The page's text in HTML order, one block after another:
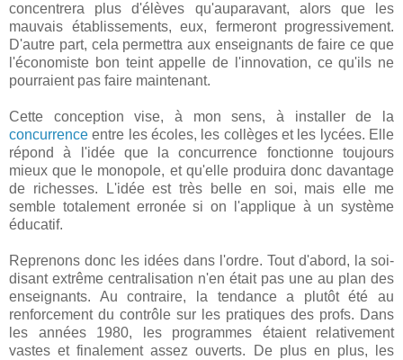
concentrera plus d'élèves qu'auparavant, alors que les
mauvais établissements, eux, fermeront progressivement.
D'autre part, cela permettra aux enseignants de faire ce que
l'économiste bon teint appelle de l'innovation, ce qu'ils ne
pourraient pas faire maintenant.
Cette conception vise, à mon sens, à installer de la
concurrence entre les écoles, les collèges et les lycées. Elle
répond à l'idée que la concurrence fonctionne toujours
mieux que le monopole, et qu'elle produira donc davantage
de richesses. L'idée est très belle en soi, mais elle me
semble totalement erronée si on l'applique à un système
éducatif.
Reprenons donc les idées dans l'ordre. Tout d'abord, la soi-
disant extrême centralisation n'en était pas une au plan des
enseignants. Au contraire, la tendance a plutôt été au
renforcement du contrôle sur les pratiques des profs. Dans
les années 1980, les programmes étaient relativement
vastes et finalement assez ouverts. De plus en plus, les